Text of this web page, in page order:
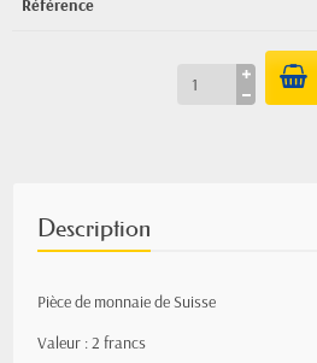
Référence
Description
Pièce de monnaie de Suisse
Valeur : 2 francs